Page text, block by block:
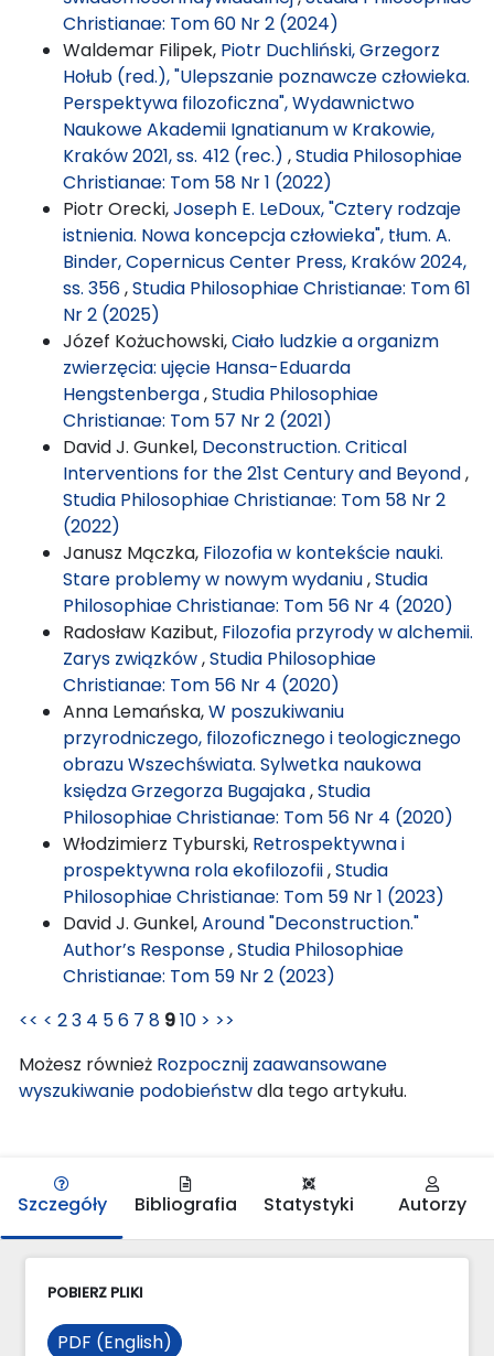
Christianae: Tom 60 Nr 2 (2024)
Waldemar Filipek, Piotr Duchliński, Grzegorz
Hołub (red.), "Ulepszanie poznawcze człowieka.
Perspektywa filozoficzna", Wydawnictwo
Naukowe Akademii Ignatianum w Krakowie,
Kraków 2021, ss. 412 (rec.) ,Studia Philosophiae
Christianae: Tom 58 Nr 1 (2022)
Piotr Orecki,Joseph E. LeDoux, "Cztery rodzaje
istnienia. Nowa koncepcja człowieka", tłum. A.
Binder, Copernicus Center Press, Kraków 2024,
ss. 356,Studia Philosophiae Christianae: Tom 61
Nr 2 (2025)
Józef Kożuchowski,Ciało ludzkie a organizm
zwierzęcia: ujęcie Hansa-Eduarda
Hengstenberga,Studia Philosophiae
Christianae: Tom 57 Nr 2 (2021)
David J. Gunkel, Deconstruction. Critical
Interventions for the 21st Century and Beyond,
Studia Philosophiae Christianae: Tom 58 Nr 2
(2022)
Janusz Mączka, Filozofia w kontekście nauki.
Stare problemy w nowym wydaniu,Studia
Philosophiae Christianae: Tom 56 Nr 4 (2020)
Radosław Kazibut, Filozofia przyrody w alchemii.
Zarys związków,Studia Philosophiae
Christianae: Tom 56 Nr 4 (2020)
Anna Lemańska,W poszukiwaniu
przyrodniczego, filozoficznego i teologicznego
obrazu Wszechświata. Sylwetka naukowa
księdza Grzegorza Bugajaka,Studia
Philosophiae Christianae: Tom 56 Nr 4 (2020)
Włodzimierz Tyburski, Retrospektywna i
prospektywna rola ekofilozofii,Studia
Philosophiae Christianae: Tom 59 Nr 1 (2023)
David J. Gunkel,Around "Deconstruction."
Author’s Response,Studia Philosophiae
Christianae: Tom 59 Nr 2 (2023)
<< < 23 4 56 7 8 910 > >>
Możesz również Rozpocznij zaawansowane
wyszukiwanie podobieństwdla tego artykułu.
Szczegóły Bibliografia Statystyki Autorzy
POBIERZ PLIKI
PDF (English)